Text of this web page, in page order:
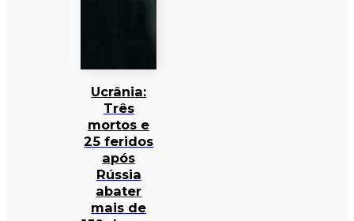
Ucrânia:
Três
mortos e
25 feridos
após
Rússia
abater
mais de